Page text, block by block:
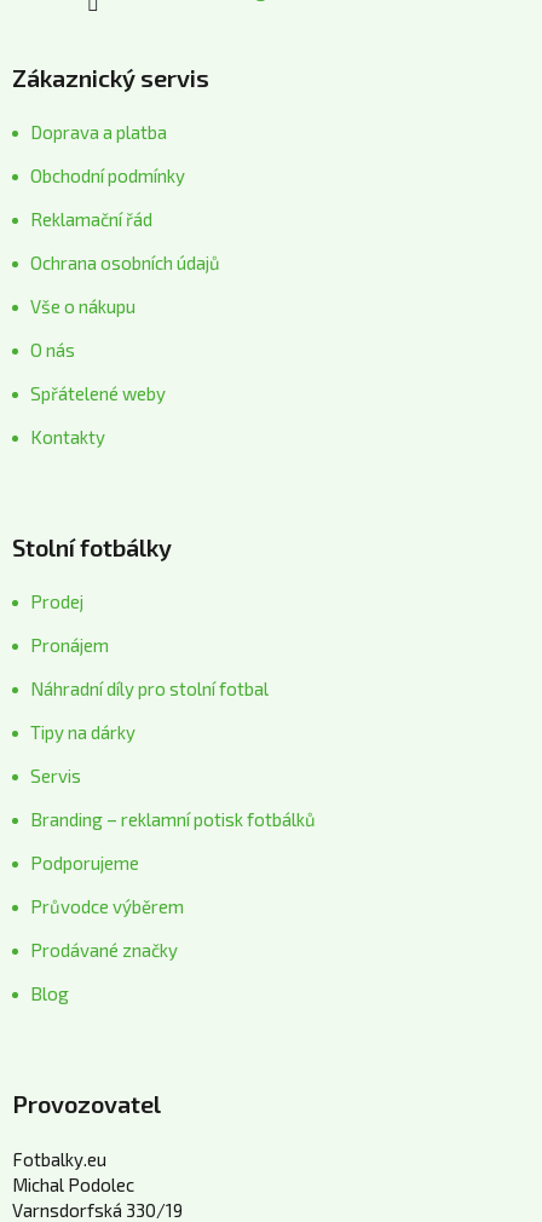
Zákaznický servis
Doprava a platba
Obchodní podmínky
Reklamační řád
Ochrana osobních údajů
Vše o nákupu
O nás
Spřátelené weby
Kontakty
Stolní fotbálky
Prodej
Pronájem
Náhradní díly pro stolní fotbal
Tipy na dárky
Servis
Branding – reklamní potisk fotbálků
Podporujeme
Průvodce výběrem
Prodávané značky
Blog
Provozovatel
Fotbalky.eu
Michal Podolec
Varnsdorfská 330/19